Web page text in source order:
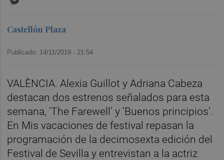
Castellón Plaza
Publicado: 14/11/2019 · 21:54
VALÈNCIA. Alexia Guillot y Adriana Cabeza
destacan dos estrenos señalados para esta
semana, ‘The Farewell’ y ‘Buenos principios’.
En Mis vacaciones de festival repasan la
programación de la decimosexta edición del
Festival de Sevilla y entrevistan a la actriz